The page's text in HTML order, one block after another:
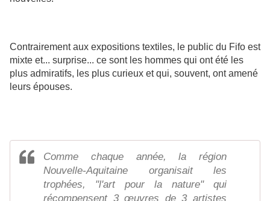
Contrairement aux expositions textiles, le public du Fifo est
mixte et... surprise... ce sont les hommes qui ont été les
plus admiratifs, les plus curieux et qui, souvent, ont amené
leurs épouses.
Comme chaque année, la région
Nouvelle-Aquitaine organisait les
trophées, "l'art pour la nature" qui
récompensent 3 œuvres de 3 artistes